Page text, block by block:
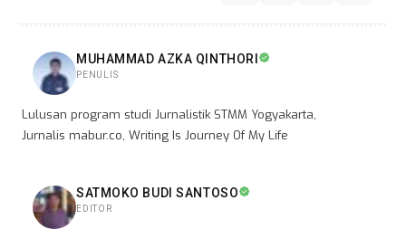
MUHAMMAD AZKA QINTHORI
PENULIS
Lulusan program studi Jurnalistik STMM Yogyakarta,
Jurnalis mabur.co, Writing Is Journey Of My Life
SATMOKO BUDI SANTOSO
EDITOR